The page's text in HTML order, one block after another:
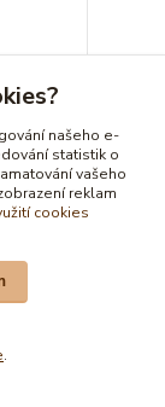
výrobu jenašeho e-
statistik o
vašeho
reklam
cookies
.